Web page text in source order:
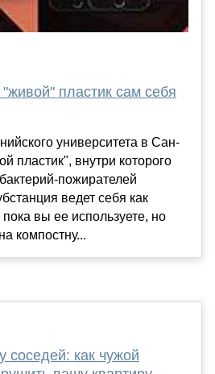
пластик сам себя
университета в Сан-
пластик", внутри которого
пожирателей
ведет себя как
вы ее используете, но
компостну...
соседей: как чужой